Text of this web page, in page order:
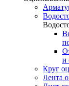
и
Круг
Лента